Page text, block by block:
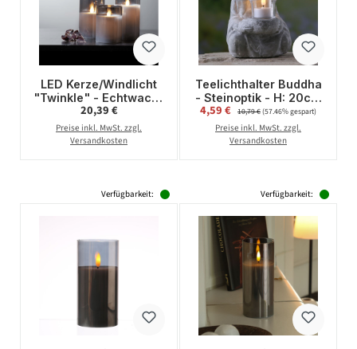
LED Kerze/Windlicht
"Twinkle" - Echtwachs
- mechanische
Flamme - Timer - H:
15cm - rauchschwarz
Regulärer Preis:
20,39 €
Preise inkl. MwSt. zzgl.
Versandkosten
Teelichthalter Buddha
- Steinoptik - H: 20cm
- grau
Verkaufspreis:
4,59 € Regulärer Preis:
10,79 €(57.46% gespart)
Preise inkl. MwSt. zzgl.
Versandkosten
Verfügbarkeit: Verfügbarkeit: